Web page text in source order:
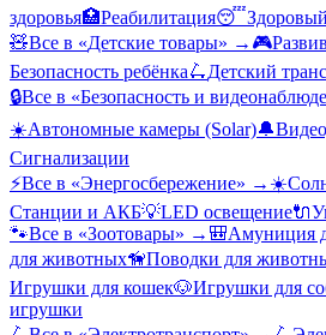
здоровья🏥Реабилитация😴
🧸Все в «Детские товары» → 🎮
Безопасность ребёнка🛴Детский
🔒Все в «Безопасность и
☀️Автономные камеры (Solar)🔔
Сигнализации
⚡Все в «Энергосбережение» → ☀️
Станции и АКБ💡LED освещение🔌
🐾Все в «Зоотовары» → 🎒Амуниция
для животных🦮Поводки для
Игрушки для кошек🐶Игрушки для
игрушки